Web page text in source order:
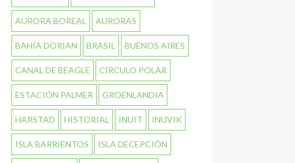
AURORA BOREAL AURORAS
BAHÍA DORIAN BRASIL BUENOS AIRES
CANAL DE BEAGLE CÍRCULO POLAR
ESTACIÓN PALMER GROENLANDIA
HARSTAD HISTORIAL INUIT INUVIK
ISLA BARRIENTOS ISLA DECEPCIÓN